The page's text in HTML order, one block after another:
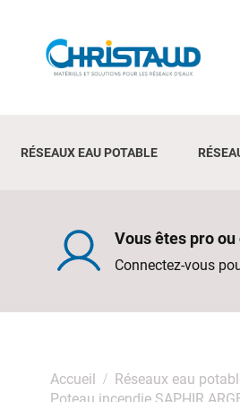
RÉSEAUX EAU POTABLE
Vous êtes pro
Connectez-vous
Accueil Réseaux eau